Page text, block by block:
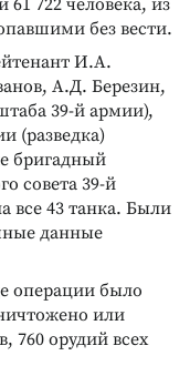
без вести.
И.А.
А.Д. Березин,
39-й армии),
(разведка)
бригадный
совета 39-й
все 43 танка. Были
данные
операции было
или
760 орудий всех